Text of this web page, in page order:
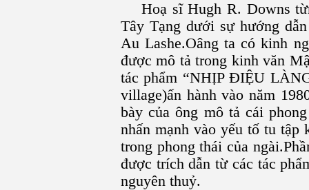
Hoạ sĩ Hugh R. Downs
Tây Tạng dưới sự hướng
Au Lashe.Oâng ta có kinh
được mô tả trong kinh văn
tác phẩm “NHỊP ÐIỆU
village)ấn hành vào năm
bày của ông mô tả cái
nhấn mạnh vào yếu tố tu
trong phong thái của
được trích dẫn từ các tác
nguyên thuỷ.